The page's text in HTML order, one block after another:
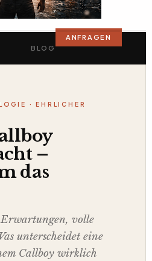
BLOG
ANFRAGEN
· EHRLICHER
–
das
volle
unterscheidet eine
Callboy wirklich